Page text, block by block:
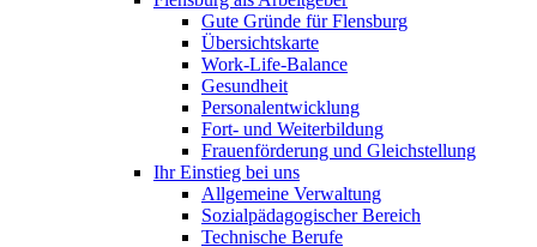
Gute Gründe für Flensburg
Übersichtskarte
Work-Life-Balance
Gesundheit
Personalentwicklung
Fort- und Weiterbildung
Frauenförderung und Gleichstellung
Ihr Einstieg bei uns
Allgemeine Verwaltung
Sozialpädagogischer Bereich
Technische Berufe